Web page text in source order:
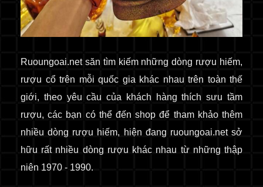
Ruoungoai.net săn tìm kiếm những dòng rượu hiếm,
rượu cổtrên mỗi quốc gia khác nhau trên toàn thế
giới, theo yêu cầu của khách hàng thích sưu tầm
rượu, các bạn có thể đến shop để tham khảo thêm
nhiều dòng rượu hiếm, hiện đang ruoungoai.net sở
hữu rất nhiều dòng rượu khác nhau từ những thập
niên 1970 - 1990.